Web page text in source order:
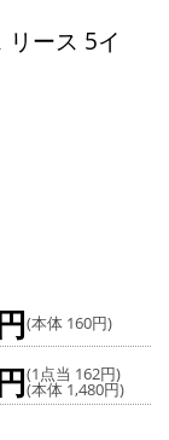
リース 5イ
(本体 160円)
(1点当 162円)
(本体 1,480円)